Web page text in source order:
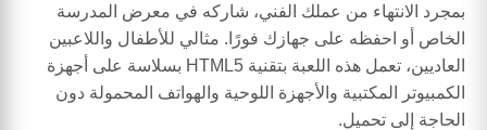
بمجرد الانتهاء من عملك الفني، شاركه في معرض المدرسة
الخاص أو احفظه على جهازك فورًا. مثالي للأطفال واللاعبين
العاديين، تعمل هذه اللعبة بتقنية HTML5 بسلاسة على أجهزة
الكمبيوتر المكتبية والأجهزة اللوحية والهواتف المحمولة دون
الحاجة إلى تحميل.